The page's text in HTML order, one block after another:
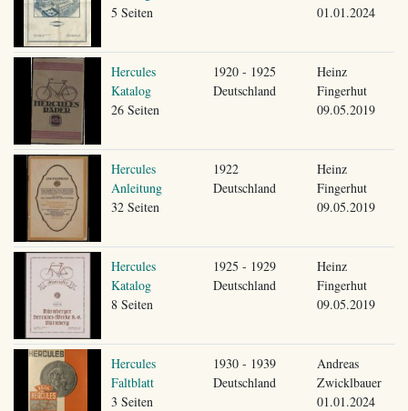
5 Seiten
01.01.2024
Hercules
Katalog
26 Seiten
1920 - 1925
Deutschland
Heinz
Fingerhut
09.05.2019
Hercules
Anleitung
32 Seiten
1922
Deutschland
Heinz
Fingerhut
09.05.2019
Hercules
Katalog
8 Seiten
1925 - 1929
Deutschland
Heinz
Fingerhut
09.05.2019
Hercules
Faltblatt
3 Seiten
1930 - 1939
Deutschland
Andreas
Zwicklbauer
01.01.2024